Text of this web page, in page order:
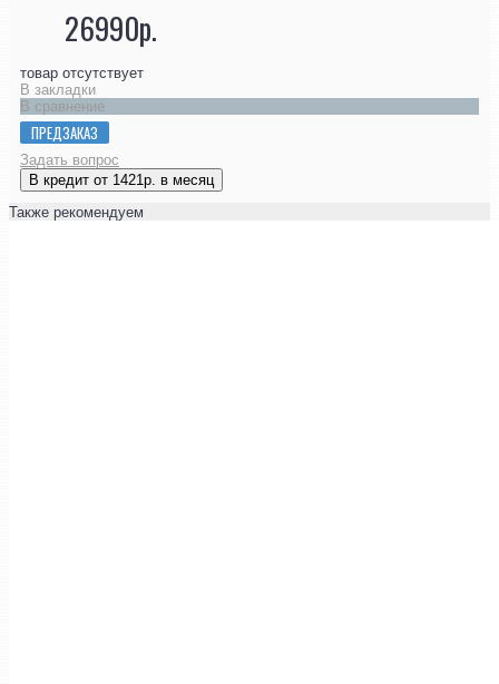
26990р.
товар отсутствует
В закладки
В сравнение
ПРЕДЗАКАЗ
Задать вопрос
В кредит от 1421р. в месяц
Также рекомендуем